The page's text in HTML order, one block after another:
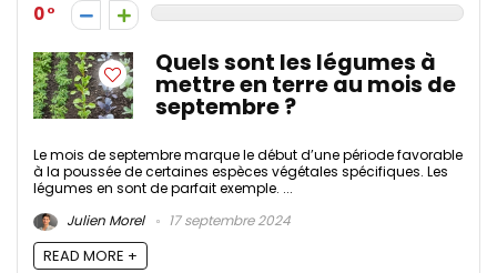
0
Quels sont les légumes à
mettre en terre au mois de
septembre ?
Le mois de septembre marque le début d’une période favorable
à la poussée de certaines espèces végétales spécifiques. Les
légumes en sont de parfait exemple. ...
Julien Morel
17 septembre 2024
READ MORE +